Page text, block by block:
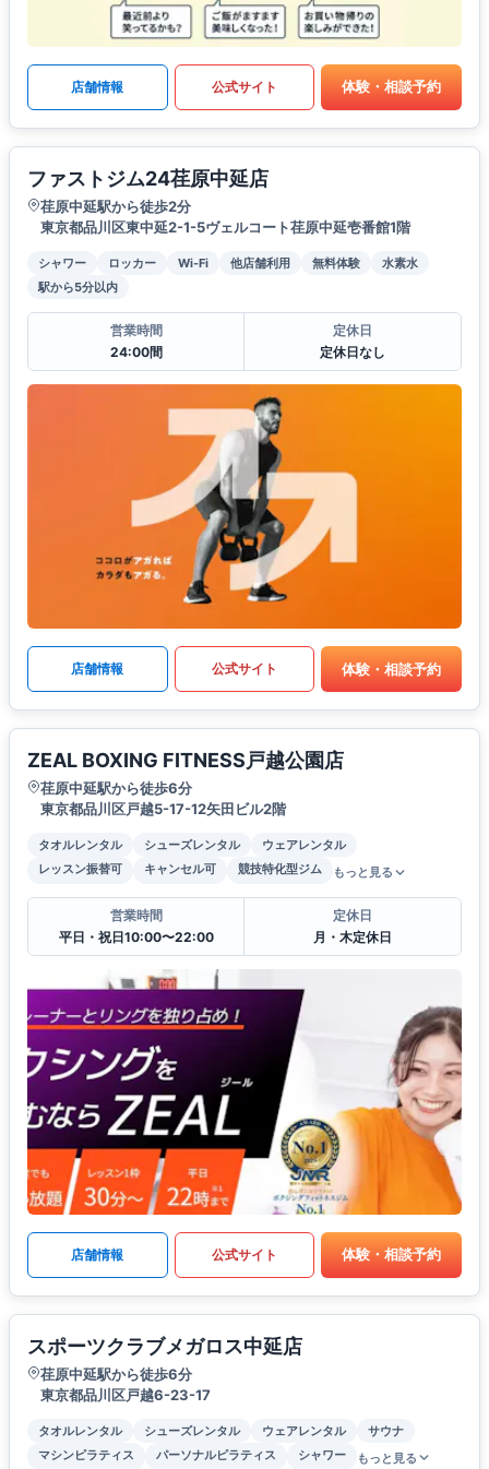
店舗情報 公式サイト 体験・相談予約
ファストジム24荏原中延店
荏原中延駅から徒歩2分
東京都品川区東中延2-1-5ヴェルコート荏原中延壱番館1階
シャワー ロッカー Wi-Fi 他店舗利用 無料体験
水素水
駅から5分以内
営業時間
24:00間
定休日
定休日なし
店舗情報 公式サイト 体験・相談予約
ZEAL BOXING FITNESS戸越公園店
荏原中延駅から徒歩6分
東京都品川区戸越5-17-12矢田ビル2階
タオルレンタル シューズレンタル
ウェアレンタル
レッスン振替可
キャンセル可 競技特化型ジム もっと見る
営業時間
平日・祝日10:00〜22:00
定休日
月・木定休日
店舗情報 公式サイト 体験・相談予約
スポーツクラブメガロス中延店
荏原中延駅から徒歩6分
東京都品川区戸越6-23-17
タオルレンタル シューズレンタル ウェアレンタル
サウナ
マシンピラティス
パーソナルピラティス シャワー もっと見る